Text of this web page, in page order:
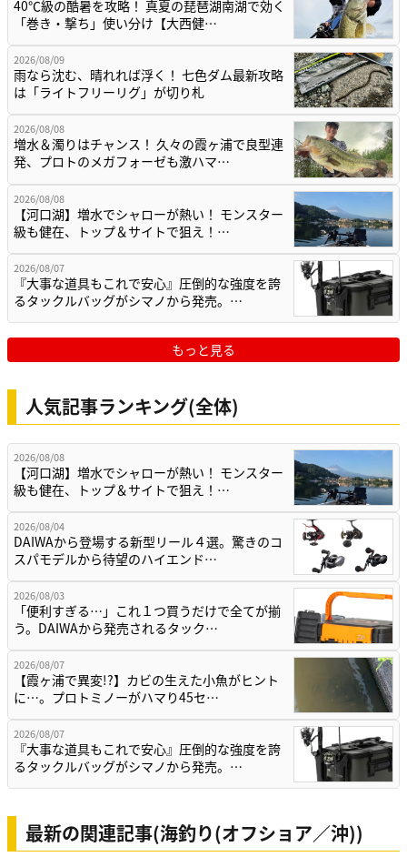
40℃級の酷暑を攻略！ 真夏の琵琶湖南湖で効く
「巻き・撃ち」使い分け【大西健…
2026/08/09
雨なら沈む、晴れれば浮く！ 七色ダム最新攻略
は「ライトフリーリグ」が切り札
2026/08/08
増水＆濁りはチャンス！ 久々の霞ヶ浦で良型連
発、プロトのメガフォーゼも激ハマ…
2026/08/08
【河口湖】増水でシャローが熱い！ モンスター
級も健在、トップ＆サイトで狙え！…
2026/08/07
『大事な道具もこれで安心』圧倒的な強度を誇
るタックルバッグがシマノから発売。…
もっと見る
人気記事ランキング(全体)
2026/08/08
【河口湖】増水でシャローが熱い！ モンスター
級も健在、トップ＆サイトで狙え！…
2026/08/04
DAIWAから登場する新型リール４選。驚きのコ
スパモデルから待望のハイエンド…
2026/08/03
「便利すぎる…」これ１つ買うだけで全てが揃
う。DAIWAから発売されるタック…
2026/08/07
【霞ヶ浦で異変!?】カビの生えた小魚がヒント
に…。プロトミノーがハマり45セ…
2026/08/07
『大事な道具もこれで安心』圧倒的な強度を誇
るタックルバッグがシマノから発売。…
最新の関連記事(海釣り(オフショア／沖))